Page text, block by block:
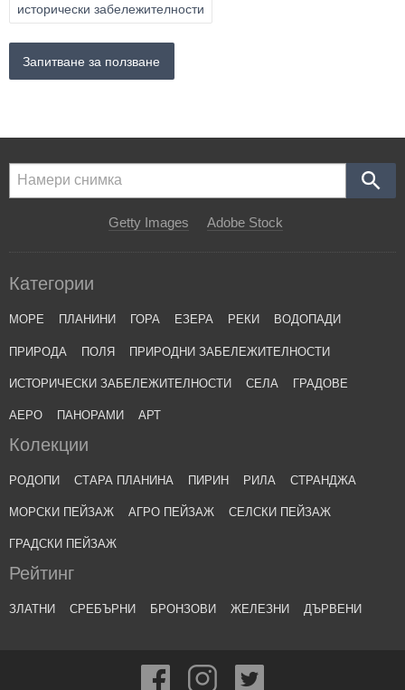
исторически забележителности
Запитване за ползване
Getty Images Adobe Stock
Категории
МОРЕ ПЛАНИНИ ГОРА ЕЗЕРА РЕКИ ВОДОПАДИ
ПРИРОДА ПОЛЯ ПРИРОДНИ ЗАБЕЛЕЖИТЕЛНОСТИ
ИСТОРИЧЕСКИ ЗАБЕЛЕЖИТЕЛНОСТИ СЕЛА ГРАДОВЕ
АЕРО ПАНОРАМИ АРТ
Колекции
РОДОПИ СТАРА ПЛАНИНА ПИРИН РИЛА СТРАНДЖА
МОРСКИ ПЕЙЗАЖ АГРО ПЕЙЗАЖ СЕЛСКИ ПЕЙЗАЖ
ГРАДСКИ ПЕЙЗАЖ
Рейтинг
ЗЛАТНИ СРЕБЪРНИ БРОНЗОВИ ЖЕЛЕЗНИ ДЪРВЕНИ